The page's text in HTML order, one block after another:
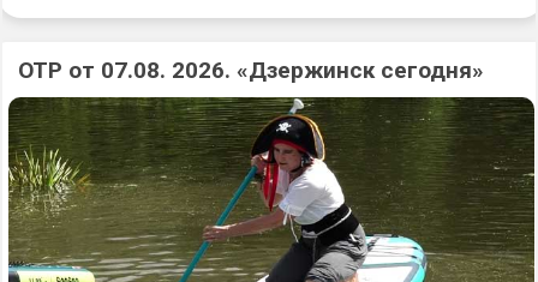
ОТР от 07.08. 2026. «Дзержинск сегодня»